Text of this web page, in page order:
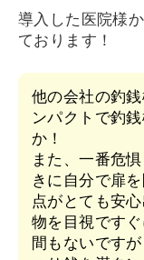
導入した医院様
ております！
他の会社の釣
ンパクトで釣
か！
また、一番危
きに自分で扉
点がとても安
物を目視です
間もないです